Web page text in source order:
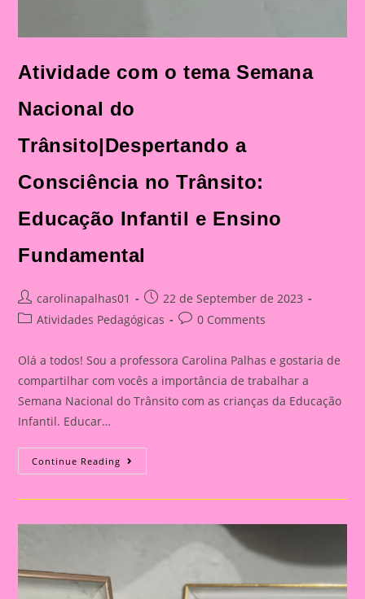
Atividade com o tema Semana
Nacional do
Trânsito|Despertando a
Consciência no Trânsito:
Educação Infantil e Ensino
Fundamental
Post
author:
carolinapalhas01
Post
published:
22 de September de 2023
PostAtividades Pedagógicas
Post0 Comments
Olá a todos! Sou a professora Carolina Palhas e gostaria de
compartilhar com vocês a importância de trabalhar a
Semana Nacional do Trânsito com as crianças da Educação
Infantil. Educar…
Continue Reading Atividade
Com
Tema
Trânsito|Despertando
Consciência